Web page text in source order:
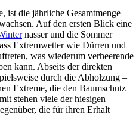
ist die jährliche Gesamtmenge
Auf den ersten Blick eine
nasser und die Sommer
Extremwetter wie Dürren und
was wiederum verheerende
kann. Abseits der direkten
durch die Abholzung –
Extreme, die den Baumschutz
stehen viele der hiesigen
die für ihren Erhalt